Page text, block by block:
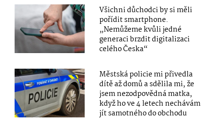
Všichni důchodci by si měli
pořídit smartphone.
„Nemůžeme kvůli jedné
generaci brzdit digitalizaci
celého Česka“
Městská policie mi přivedla
dítě až domů a sdělila mi, že
jsem nezodpovědná matka,
když ho ve 4 letech nechávám
jít samotného do obchodu